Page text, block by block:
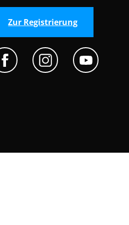
Zur Registrierung